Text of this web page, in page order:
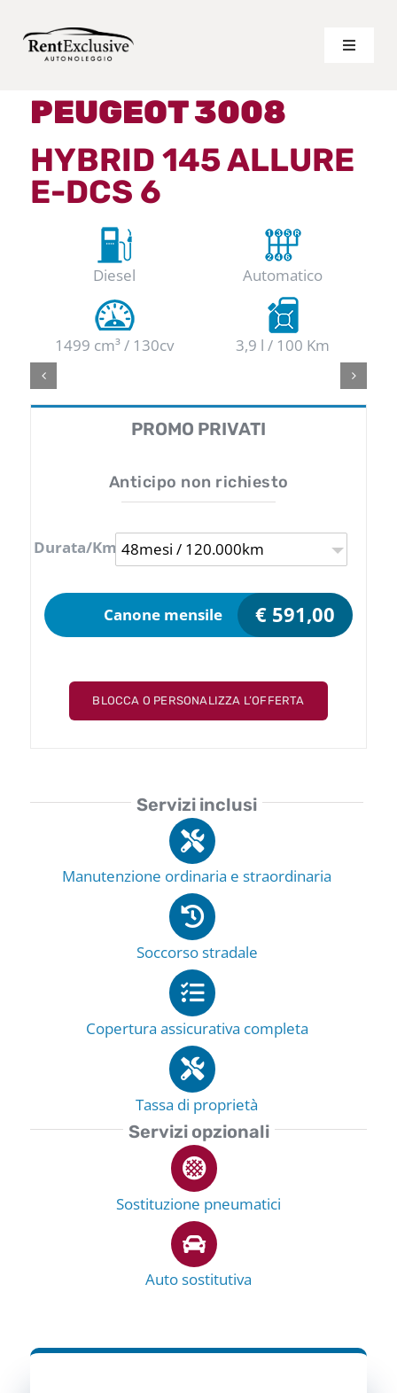
Toggle
LISTINO BREVE TERMINE
VANTAGGI
PREVENTIVO PERSONALIZZATO
PEUGEOT 3008
HYBRID 145 ALLURE
E-DCS 6
Diesel Automatico
1499 cm³ / 130cv 3,9 l / 100 Km
PROMO PRIVATI
Anticipo non richiesto
Durata/Km 48mesi / 120.000km
Canone mensile € 591,00
BLOCCA O PERSONALIZZA L’OFFERTA
Servizi inclusi
Manutenzione ordinaria e straordinaria
Soccorso stradale
Copertura assicurativa completa
Tassa di proprietà
Servizi opzionali
Sostituzione pneumatici
Auto sostitutiva